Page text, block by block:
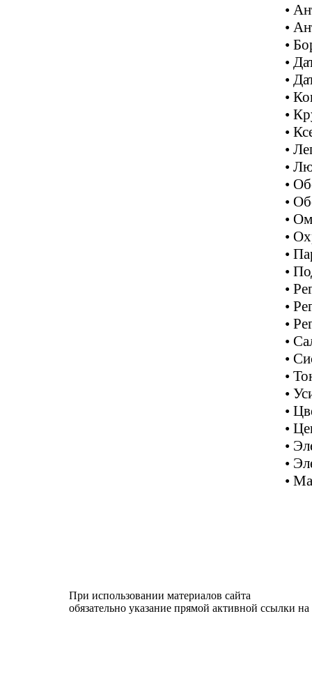
•
•
•
•
•
•
•
•
•
•
•
•
•
•
•
•
•
•
•
•
•
•
•
•
•
•
•
•
При использовании материалов сайта
обязательно указание прямой активной ссылки на